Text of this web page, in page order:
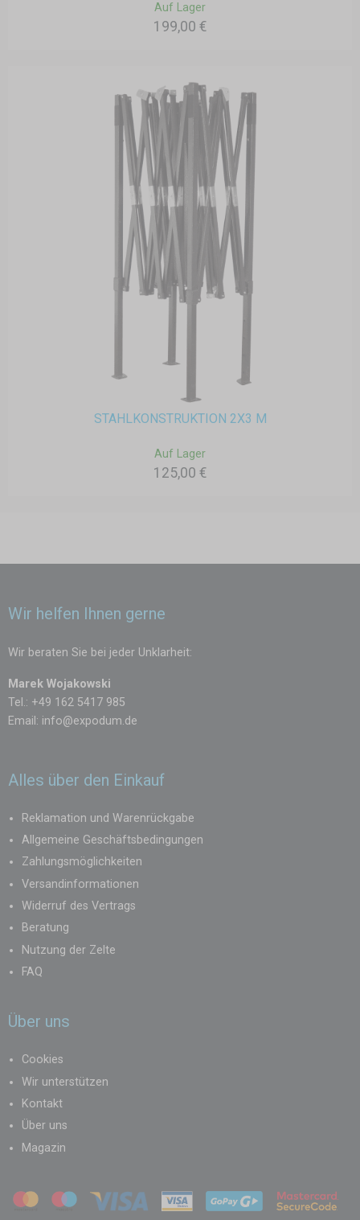
Auf Lager
199,00 €
STAHLKONSTRUKTION 2X3 M
Auf Lager
125,00 €
Wir helfen Ihnen gerne
Wir beraten Sie bei jeder Unklarheit:
Marek Wojakowski
Tel.: +49 162 5417 985
Email: info@expodum.de
Alles über den Einkauf
Reklamation und Warenrückgabe
Allgemeine Geschäftsbedingungen
Zahlungsmöglichkeiten
Versandinformationen
Widerruf des Vertrags
Beratung
Nutzung der Zelte
FAQ
Über uns
Cookies
Wir unterstützen
Kontakt
Über uns
Magazin